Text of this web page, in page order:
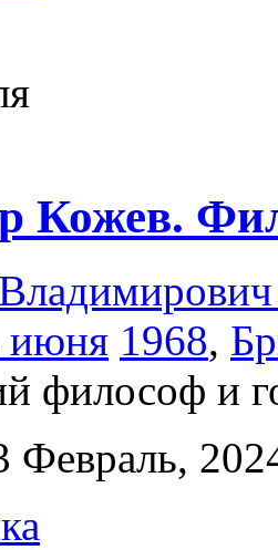
Кожев.
июня 1968,
философ и
Февраль,